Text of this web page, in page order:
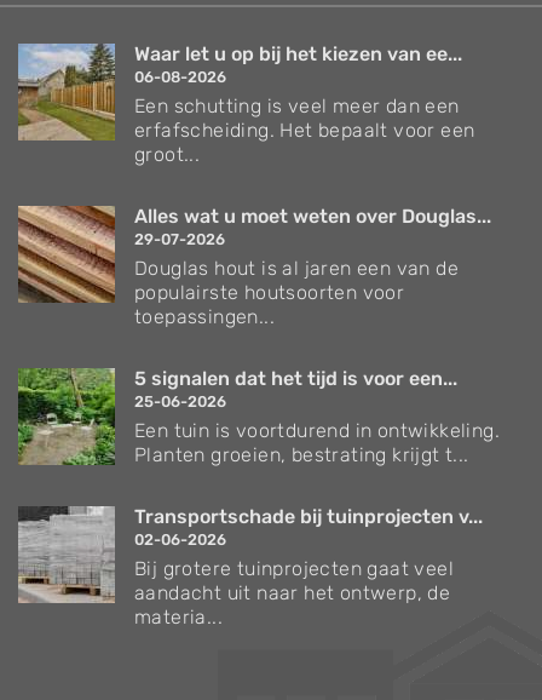
Waar let u op bij het kiezen van ee...
06-08-2026
Een schutting is veel meer dan een
erfafscheiding. Het bepaalt voor een
groot...
Alles wat u moet weten over Douglas...
29-07-2026
Douglas hout is al jaren een van de
populairste houtsoorten voor
toepassingen...
5 signalen dat het tijd is voor een...
25-06-2026
Een tuin is voortdurend in ontwikkeling.
Planten groeien, bestrating krijgt t...
Transportschade bij tuinprojecten v...
02-06-2026
Bij grotere tuinprojecten gaat veel
aandacht uit naar het ontwerp, de
materia...